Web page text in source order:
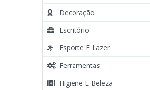
Decoração
Escritório
Esporte E Lazer
Ferramentas
Higiene E Beleza